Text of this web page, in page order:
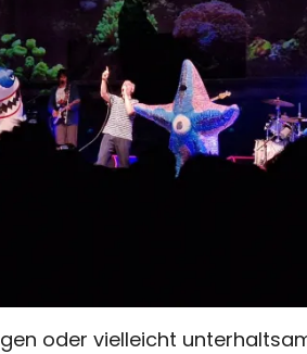
oder vielleicht